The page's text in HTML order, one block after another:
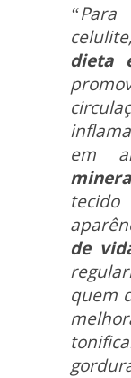
“Para
dieta
em a
de
quem